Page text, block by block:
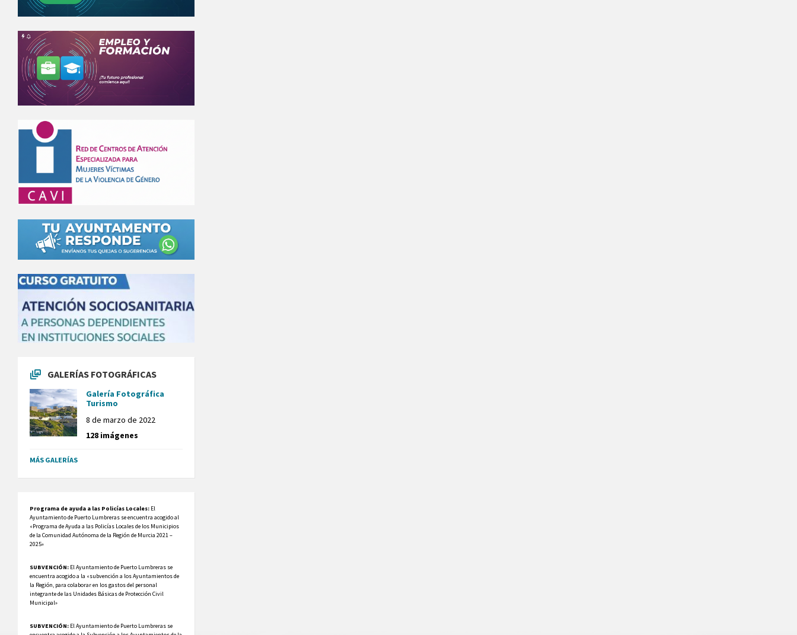
GALERÍAS FOTOGRÁFICAS
Galería Fotográfica
Turismo
8 de marzo de 2022
128 imágenes
MÁS GALERÍAS
Programa de ayuda a las Policías Locales: El
Ayuntamiento de Puerto Lumbreras se encuentra acogido al
«Programa de Ayuda a las Policías Locales de los Municipios
de la Comunidad Autónoma de la Región de Murcia 2021 –
2025»
SUBVENCIÓN: El Ayuntamiento de Puerto Lumbreras se
encuentra acogido a la «subvención a los Ayuntamientos de
la Región, para colaborar en los gastos del personal
integrante de las Unidades Básicas de Protección Civil
Municipal»
SUBVENCIÓN: El Ayuntamiento de Puerto Lumbreras se